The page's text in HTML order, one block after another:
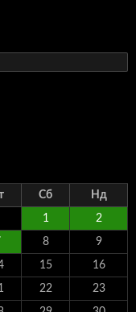
Сб Нд
1 2
8 9
15 16
22 23